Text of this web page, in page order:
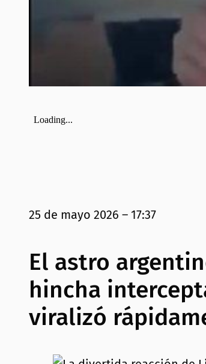
25 de mayo 2026 – 17:37
El astro
hincha
viralizó